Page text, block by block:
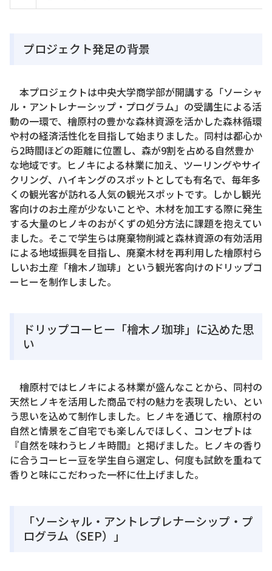
プロジェクト発足の背景
本プロジェクトは中央大学商学部が開講する「ソーシャ
ル・アントレナーシップ・プログラム」の受講生による活
動の一環で、檜原村の豊かな森林資源を活かした森林循環
や村の経済活性化を目指して始まりました。同村は都心か
ら2時間ほどの距離に位置し、森が9割を占める自然豊か
な地域です。ヒノキによる林業に加え、ツーリングやサイ
クリング、ハイキングのスポットとしても有名で、毎年多
くの観光客が訪れる人気の観光スポットです。しかし観光
客向けのお土産が少ないことや、木材を加工する際に発生
する大量のヒノキのおがくずの処分方法に課題を抱えてい
ました。そこで学生らは廃棄物削減と森林資源の有効活用
による地域振興を目指し、廃棄木材を再利用した檜原村ら
しいお土産「檜木ノ珈琲」という観光客向けのドリップコ
ーヒーを制作しました。
ドリップコーヒー「檜木ノ珈琲」に込めた思
い
檜原村ではヒノキによる林業が盛んなことから、同村の
天然ヒノキを活用した商品で村の魅力を表現したい、とい
う思いを込めて制作しました。ヒノキを通じて、檜原村の
自然と情景をご自宅でも楽しんでほしく、コンセプトは
『自然を味わうヒノキ時間』と掲げました。ヒノキの香り
に合うコーヒー豆を学生自ら選定し、何度も試飲を重ねて
香りと味にこだわった一杯に仕上げました。
「ソーシャル・アントレプレナーシップ・プ
ログラム（SEP）」